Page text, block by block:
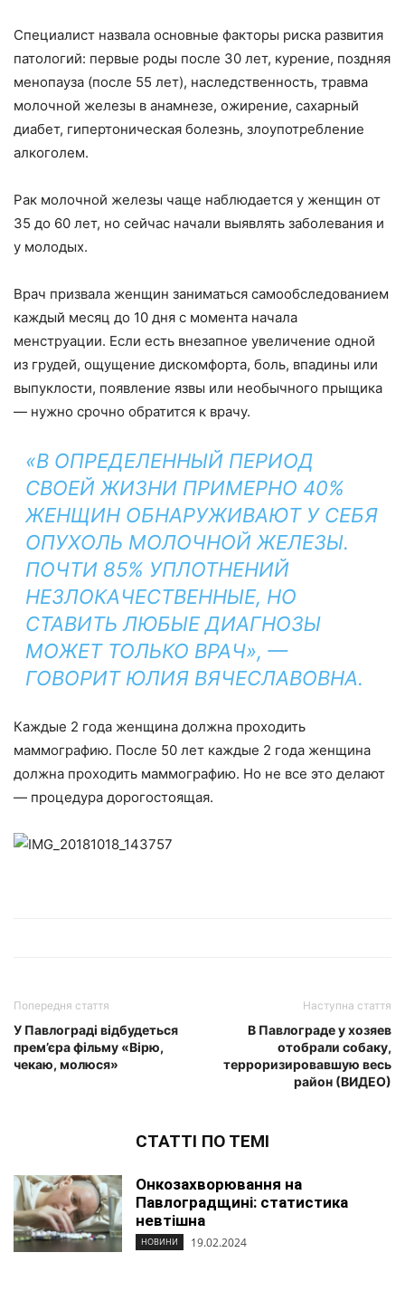
Специалист назвала основные факторы риска развития
патологий: первые роды после 30 лет, курение, поздняя
менопауза (после 55 лет), наследственность, травма
молочной железы в анамнезе, ожирение, сахарный
диабет, гипертоническая болезнь, злоупотребление
алкоголем.
Рак молочной железы чаще наблюдается у женщин от
35 до 60 лет, но сейчас начали выявлять заболевания и
у молодых.
Врач призвала женщин заниматься самообследованием
каждый месяц до 10 дня с момента начала
менструации. Если есть внезапное увеличение одной
из грудей, ощущение дискомфорта, боль, впадины или
выпуклости, появление язвы или необычного прыщика
— нужно срочно обратится к врачу.
«В ОПРЕДЕЛЕННЫЙ ПЕРИОД
СВОЕЙ ЖИЗНИ ПРИМЕРНО 40%
ЖЕНЩИН ОБНАРУЖИВАЮТ У СЕБЯ
ОПУХОЛЬ МОЛОЧНОЙ ЖЕЛЕЗЫ.
ПОЧТИ 85% УПЛОТНЕНИЙ
НЕЗЛОКАЧЕСТВЕННЫЕ, НО
СТАВИТЬ ЛЮБЫЕ ДИАГНОЗЫ
МОЖЕТ ТОЛЬКО ВРАЧ», —
ГОВОРИТ ЮЛИЯ ВЯЧЕСЛАВОВНА.
Каждые 2 года женщина должна проходить
маммографию. После 50 лет каждые 2 года женщина
должна проходить маммографию. Но не все это делают
— процедура дорогостоящая.
Попередня стаття
У Павлограді відбудеться
прем’єра фільму «Вірю,
чекаю, молюся»
Наступна стаття
В Павлограде у хозяев
отобрали собаку,
терроризировавшую весь
район (ВИДЕО)
СТАТТІ ПО ТЕМІ
Онкозахворювання на
Павлоградщині: статистика
невтішна
НОВИНИ 19.02.2024